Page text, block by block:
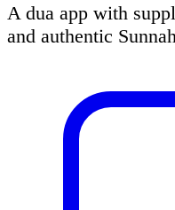
A dua app with
and authentic